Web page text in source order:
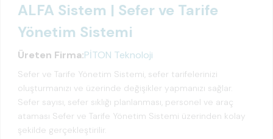
ALFA Sistem | Sefer ve Tarife
Yönetim Sistemi
Üreten Firma:PİTON Teknoloji
Sefer ve Tarife Yönetim Sistemi, sefer tarifelerinizi
oluşturmanızı ve üzerinde değişikler yapmanızı sağlar.
Sefer sayısı, sefer sıklığı planlanması, personel ve araç
ataması Sefer ve Tarife Yönetim Sistemi üzerinden kolay
şekilde gerçekleştirilir.